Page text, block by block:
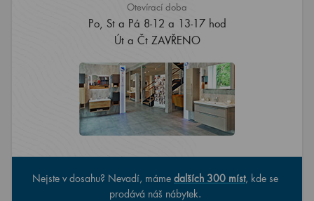
Otevírací doba
Po, St a Pá 8-12 a 13-17 hod
Út a Čt ZAVŘENO
Nejste v dosahu? Nevadí, máme dalších 300 míst, kde se
prodává náš nábytek.